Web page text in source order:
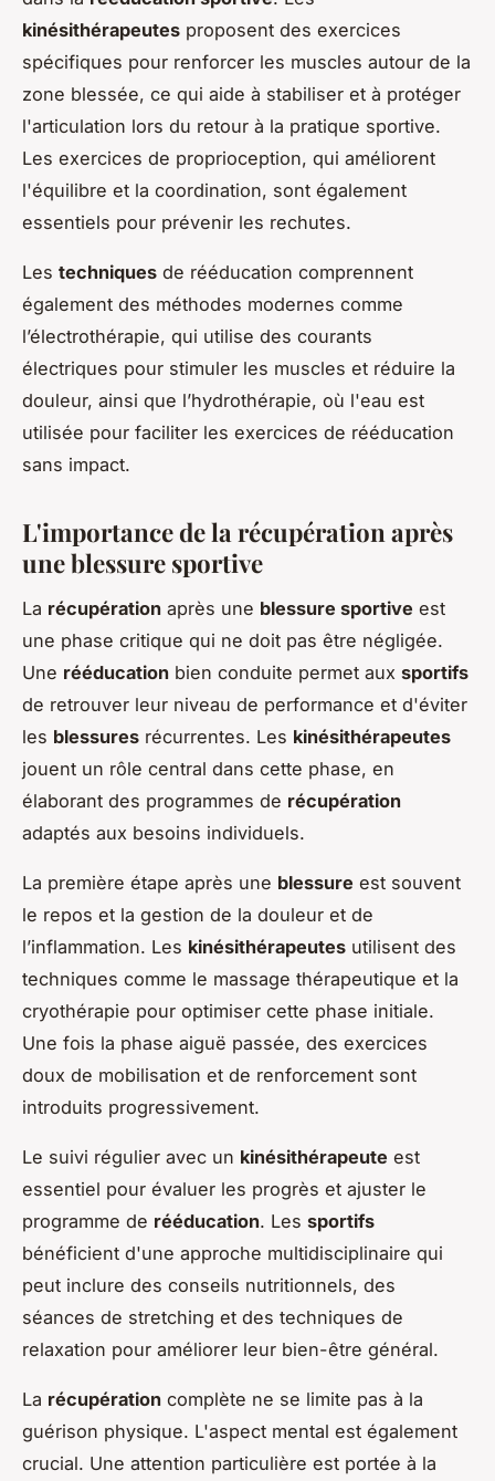
kinésithérapeutes proposent des exercices
spécifiques pour renforcer les muscles autour de la
zone blessée, ce qui aide à stabiliser et à protéger
l'articulation lors du retour à la pratique sportive.
Les exercices de proprioception, qui améliorent
l'équilibre et la coordination, sont également
essentiels pour prévenir les rechutes.
Les techniques de rééducation comprennent
également des méthodes modernes comme
l’électrothérapie, qui utilise des courants
électriques pour stimuler les muscles et réduire la
douleur, ainsi que l’hydrothérapie, où l'eau est
utilisée pour faciliter les exercices de rééducation
sans impact.
L'importance de la récupération après
une blessure sportive
La récupération après une blessure sportive est
une phase critique qui ne doit pas être négligée.
Une rééducation bien conduite permet aux sportifs
de retrouver leur niveau de performance et d'éviter
les blessures récurrentes. Les kinésithérapeutes
jouent un rôle central dans cette phase, en
élaborant des programmes de récupération
adaptés aux besoins individuels.
La première étape après une blessure est souvent
le repos et la gestion de la douleur et de
l’inflammation. Les kinésithérapeutes utilisent des
techniques comme le massage thérapeutique et la
cryothérapie pour optimiser cette phase initiale.
Une fois la phase aiguë passée, des exercices
doux de mobilisation et de renforcement sont
introduits progressivement.
Le suivi régulier avec un kinésithérapeute est
essentiel pour évaluer les progrès et ajuster le
programme de rééducation. Les sportifs
bénéficient d'une approche multidisciplinaire qui
peut inclure des conseils nutritionnels, des
séances de stretching et des techniques de
relaxation pour améliorer leur bien-être général.
La récupération complète ne se limite pas à la
guérison physique. L'aspect mental est également
crucial. Une attention particulière est portée à la